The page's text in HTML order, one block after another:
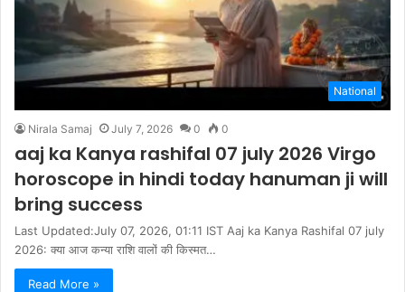
National
Nirala Samaj July 7, 2026 0 0
aaj ka Kanya rashifal 07 july 2026 Virgo
horoscope in hindi today hanuman ji will
bring success
Last Updated:July 07, 2026, 01:11 IST Aaj ka Kanya Rashifal 07 july
2026: क्या आज कन्या राशि वालों की किस्मत…
Read More »